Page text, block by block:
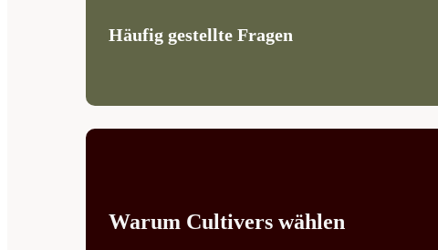
Häufig gestellte Fragen
Warum Cultivers wählen